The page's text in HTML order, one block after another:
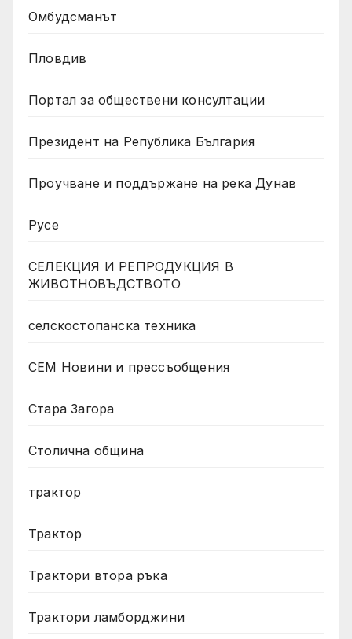
Омбудсманът
Пловдив
Портал за обществени консултации
Президент на Република България
Проучване и поддържане на река Дунав
Русе
СЕЛЕКЦИЯ И РЕПРОДУКЦИЯ В
ЖИВОТНОВЪДСТВОТО
селскостопанска техника
СЕМ Новини и прессъобщения
Стара Загора
Столична община
трактор
Трактор
Трактори втора ръка
Трактори ламборджини